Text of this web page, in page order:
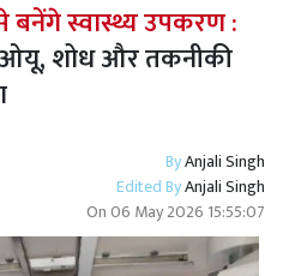
बनेंगे स्वास्थ्य उपकरण :
शोध और तकनीकी
ByAnjali Singh
Edited ByAnjali Singh
On06 May 2026 15:55:07